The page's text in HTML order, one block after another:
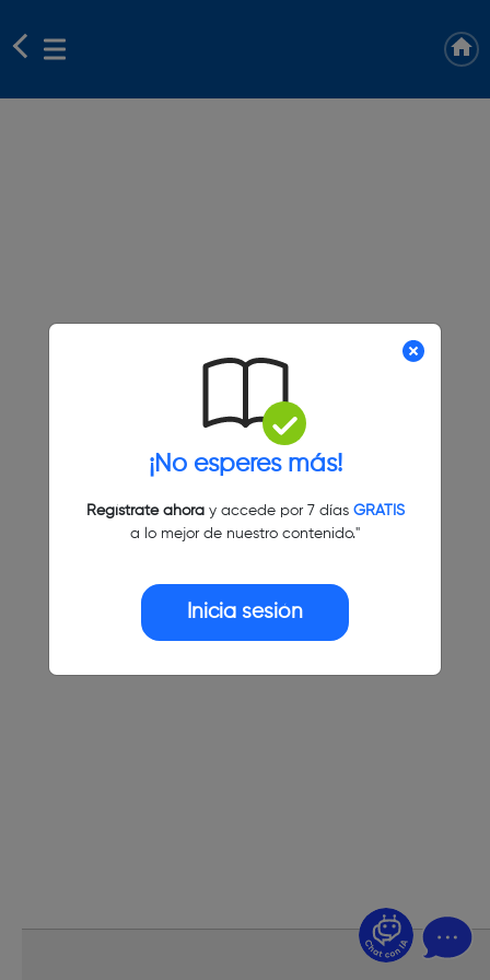
¡No esperes más!
Regístrate ahoray accede por 7 días GRATIS
a lo mejor de nuestro contenido."
Inicia sesión